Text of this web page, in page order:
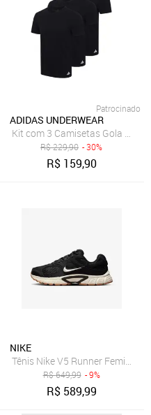
Patrocinado
ADIDAS UNDERWEAR
Kit com 3 Camisetas Gola
R$229,90 - 30%
R$ 159,90
Marrom
NIKE
Tênis Nike V5 Runner Feminino
R$649,99 - 9%
R$ 589,99